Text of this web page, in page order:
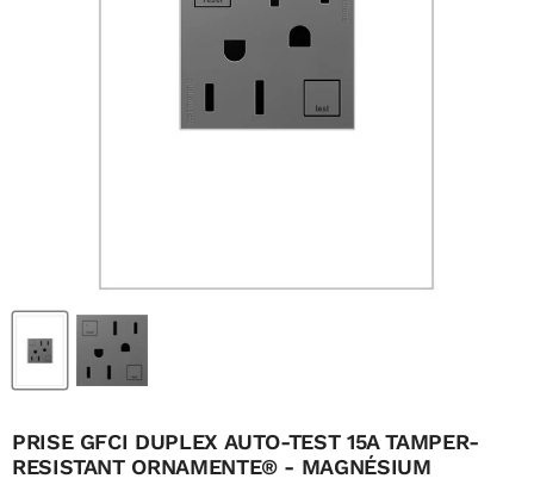
PRISE GFCI DUPLEX AUTO-TEST 15A TAMPER-
RESISTANT ORNAMENTE® - MAGNÉSIUM